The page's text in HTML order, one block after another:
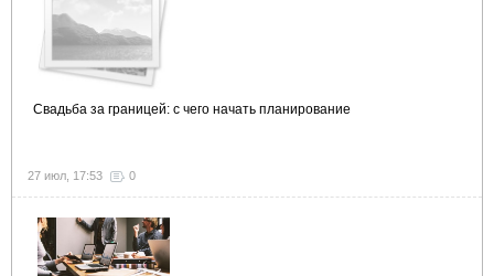
Свадьба за границей: с чего начать планирование
27 июл, 17:53 0